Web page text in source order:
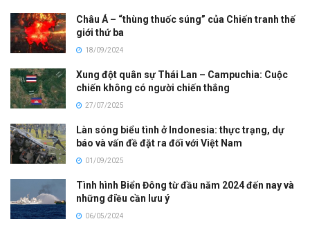
Châu Á – “thùng thuốc súng” của Chiến tranh thế
giới thứ ba
18/09/2024
Xung đột quân sự Thái Lan – Campuchia: Cuộc
chiến không có người chiến thắng
27/07/2025
Làn sóng biểu tình ở Indonesia: thực trạng, dự
báo và vấn đề đặt ra đối với Việt Nam
01/09/2025
Tình hình Biển Đông từ đầu năm 2024 đến nay và
những điều cần lưu ý
06/05/2024